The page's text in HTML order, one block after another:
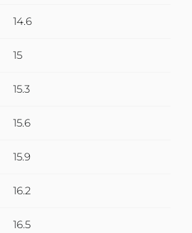
14.6
15
15.3
15.6
15.9
16.2
16.5